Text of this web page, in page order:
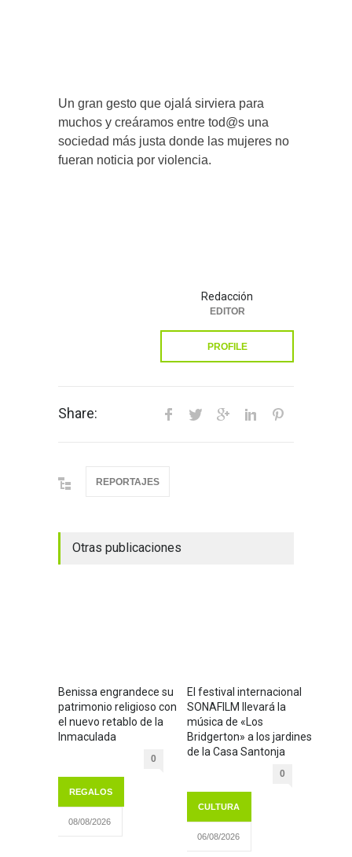
Un gran gesto que ojalá sirviera para
muchos y creáramos entre tod@s una
sociedad más justa donde las mujeres no
fueran noticia por violencia.
Redacción
EDITOR
PROFILE
Share:
REPORTAJES
Otras publicaciones
Benissa engrandece su
patrimonio religioso con
el nuevo retablo de la
Inmaculada
0
REGALOS
08/08/2026
El festival internacional
SONAFILM llevará la
música de «Los
Bridgerton» a los jardines
de la Casa Santonja
0
CULTURA
06/08/2026